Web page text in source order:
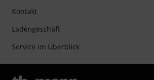
Kontakt
Ladengeschäft
Service im Überblick